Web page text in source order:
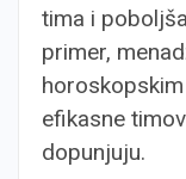
tima i
primer,
efikasne
dopunjuju.